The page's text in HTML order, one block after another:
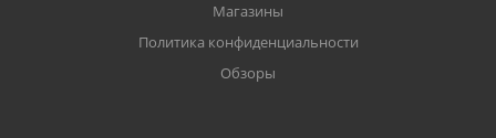
Магазины
Политика конфиденциальности
Обзоры